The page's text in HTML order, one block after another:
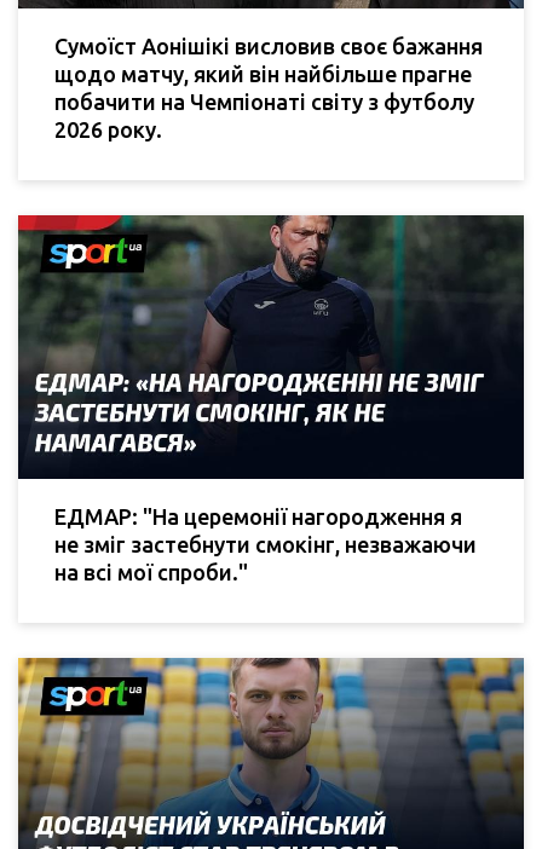
Сумоїст Аонішікі висловив своє бажання
щодо матчу, який він найбільше прагне
побачити на Чемпіонаті світу з футболу
2026 року.
ЕДМАР: "На церемонії нагородження я
не зміг застебнути смокінг, незважаючи
на всі мої спроби."